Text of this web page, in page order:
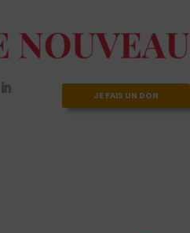
JE FAIS UN DON